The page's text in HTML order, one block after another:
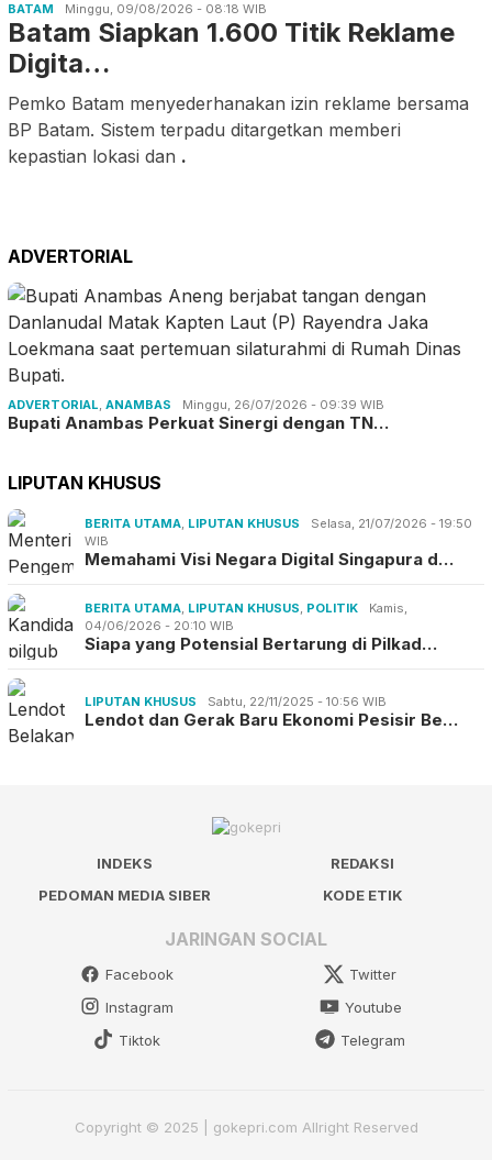
BATAM Minggu, 09/08/2026 - 08:18 WIB
Batam Siapkan 1.600 Titik Reklame
Digita…
Pemko Batam menyederhanakan izin reklame bersama
BP Batam. Sistem terpadu ditargetkan memberi
kepastian lokasi dan .
ADVERTORIAL
ADVERTORIAL, ANAMBAS Minggu, 26/07/2026 - 09:39 WIB
Bupati Anambas Perkuat Sinergi dengan TN…
LIPUTAN KHUSUS
BERITA UTAMA, LIPUTAN KHUSUS
Selasa, 21/07/2026 - 19:50
WIB
Memahami Visi Negara Digital Singapura d…
BERITA UTAMA, LIPUTAN KHUSUS, POLITIK
Kamis,
04/06/2026 - 20:10 WIB
Siapa yang Potensial Bertarung di Pilkad…
LIPUTAN KHUSUS Sabtu, 22/11/2025 - 10:56 WIB
Lendot dan Gerak Baru Ekonomi Pesisir Be…
INDEKS
REDAKSI
PEDOMAN MEDIA SIBER
KODE ETIK
JARINGAN SOCIAL
Facebook
Twitter
Instagram
Youtube
Tiktok
Telegram
Copyright © 2025 | gokepri.com Allright Reserved